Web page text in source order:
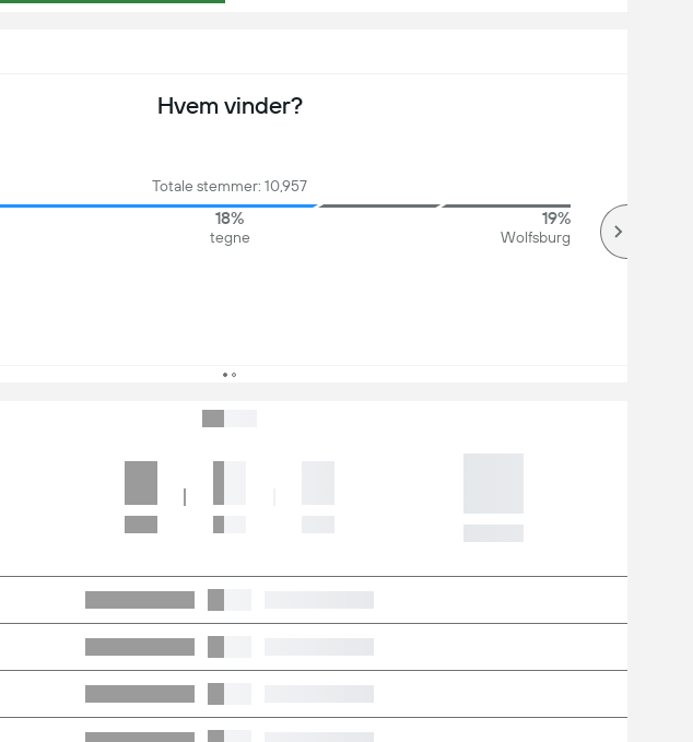
Hvem vinder?
Totale stemmer: 10,957
18%
tegne
19%
Wolfsburg